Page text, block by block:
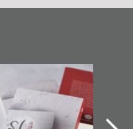
"حماة الباب الأخير":
الإصدار الأول عن
اعتصام الدراز